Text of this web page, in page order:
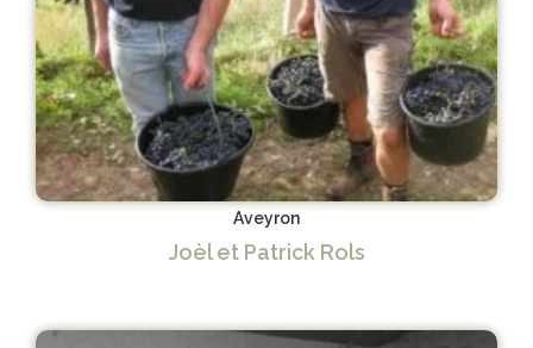
Aveyron
Joèl et Patrick Rols